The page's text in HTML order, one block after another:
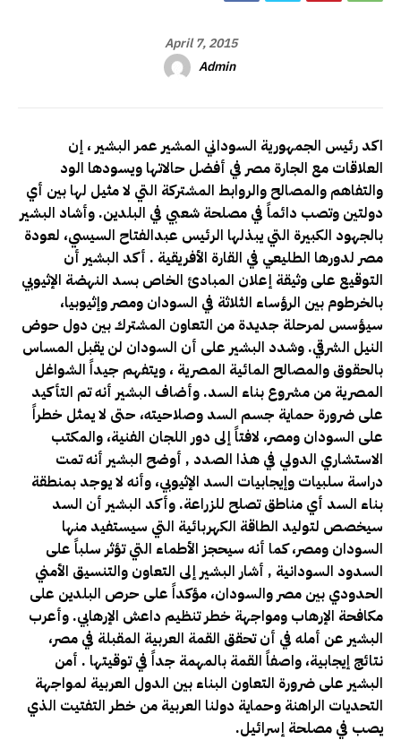
April 7, 2015
Admin
اكد رئيس الجمهورية السوداني المشير عمر البشير ، إن
العلاقات مع الجارة مصر في أفضل حالاتها ويسودها الود
والتفاهم والمصالح والروابط المشتركة التي لا مثيل لها بين أي
دولتين وتصب دائماً في مصلحة شعبي في البلدين. وأشاد البشير
بالجهود الكبيرة التي يبذلها الرئيس عبدالفتاح السيسي، لعودة
مصر لدورها الطليعي في القارة الأفريقية . أكد البشير أن
التوقيع على وثيقة إعلان المبادئ الخاص بسد النهضة الإثيوبي
بالخرطوم بين الرؤساء الثلاثة في السودان ومصر وإثيوبيا،
سيؤسس لمرحلة جديدة من التعاون المشترك بين دول حوض
النيل الشرقي. وشدد البشير على أن السودان لن يقبل المساس
بالحقوق والمصالح المائية المصرية ، ويتفهم جيداً الشواغل
المصرية من مشروع بناء السد. وأضاف البشير أنه تم التأكيد
على ضرورة حماية جسم السد وصلاحيته، حتى لا يمثل خطراً
على السودان ومصر، لافتاً إلى دور اللجان الفنية، والمكتب
الاستشاري الدولي في هذا الصدد , أوضح البشير أنه تمت
دراسة سلبيات وإيجابيات السد الإثيوبي، وأنه لا يوجد بمنطقة
بناء السد أي مناطق تصلح للزراعة. وأكد البشير أن السد
سيخصص لتوليد الطاقة الكهربائية التي سيستفيد منها
السودان ومصر، كما أنه سيحجز الأطماء التي تؤثر سلباً على
السدود السودانية , أشار البشير إلى التعاون والتنسيق الأمني
الحدودي بين مصر والسودان، مؤكداً على حرص البلدين على
مكافحة الإرهاب ومواجهة خطر تنظيم داعش الإرهابي. وأعرب
البشير عن أمله في أن تحقق القمة العربية المقبلة في مصر،
نتائج إيجابية، واصفاً القمة بالمهمة جداً في توقيتها . أمن
البشير على ضرورة التعاون البناء بين الدول العربية لمواجهة
التحديات الراهنة وحماية دولنا العربية من خطر التفتيت الذي
يصب في مصلحة إسرائيل.